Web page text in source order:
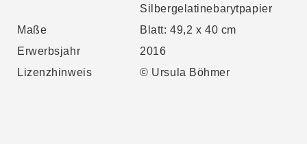
Silbergelatinebarytpapier
Maße
Blatt: 49,2 x 40 cm
Erwerbsjahr
2016
Lizenzhinweis
© Ursula Böhmer